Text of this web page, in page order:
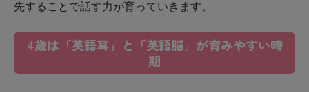
先することで話す力が育っていきます。
4歳は「英語耳」と「英語脳」が育みやすい時
期